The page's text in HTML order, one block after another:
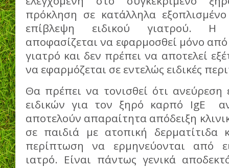
πρόκληση σε κατάλληλα
επίβλεψη ειδικού γιατρού. Η
αποφασίζεται να εφαρμοσθεί μόνο από
γιατρό και δεν πρέπει να αποτελεί
να εφαρμόζεται σε εντελώς ειδικές
Θα πρέπει να τονισθεί ότι ανεύρεση
ειδικών για τον ξηρό καρπό IgE
αποτελούν απαραίτητα απόδειξη
σε παιδιά με ατοπική δερματίτιδα
περίπτωση να ερμηνεύονται από
ιατρό. Είναι πάντως γενικά